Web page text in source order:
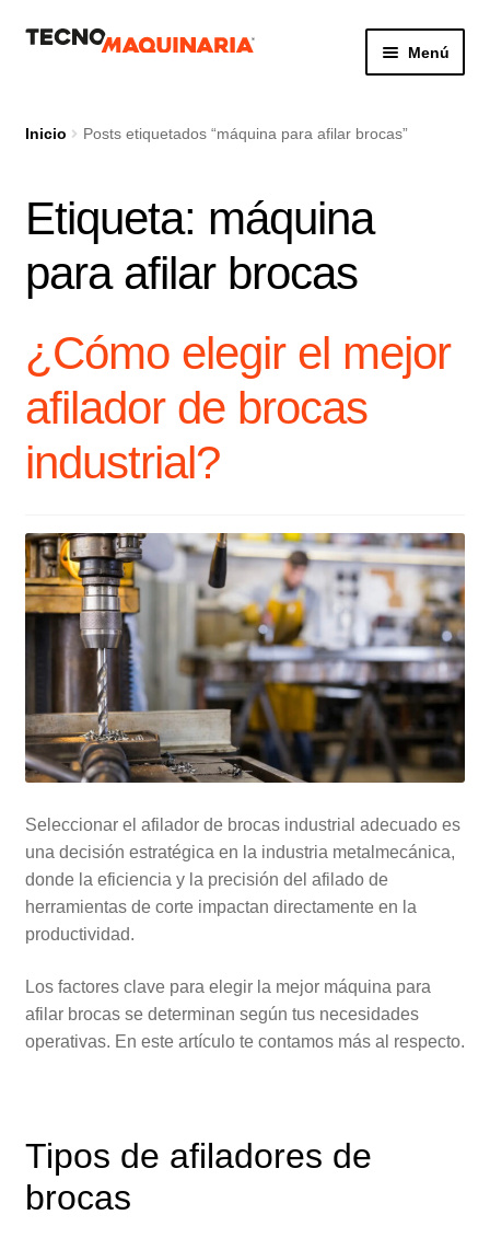
IrIr
Menú
Productos
Nosotros
Contacto
Inicio Posts etiquetados “máquina para afilar brocas”
Etiqueta: máquina
para afilar brocas
¿Cómo elegir el mejor
afilador de brocas
industrial?
Seleccionar el afilador de brocas industrial adecuado es
una decisión estratégica en la industria metalmecánica,
donde la eficiencia y la precisión del afilado de
herramientas de corte impactan directamente en la
productividad.
Los factores clave para elegir la mejor máquina para
afilar brocas se determinan según tus necesidades
operativas. En este artículo te contamos más al respecto.
Tipos de afiladores de
brocas